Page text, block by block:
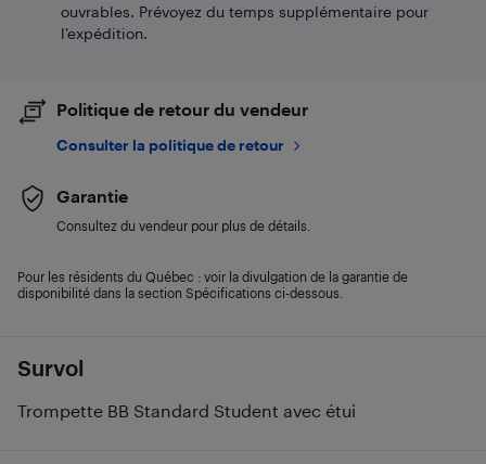
Survol
Trompette BB Standard Student avec étui
ouvrables. Prévoyez du temps supplémentaire pour
l’expédition.
Politique de retour du vendeur
Consulter la politique de retour
Garantie
Consultez du vendeur pour plus de détails.
Pour les résidents du Québec : voir la divulgation de la garantie de
disponibilité dans la section Spécifications ci-dessous.